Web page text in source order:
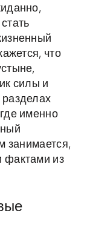
что
силы и
именно
занимается,
фактами из